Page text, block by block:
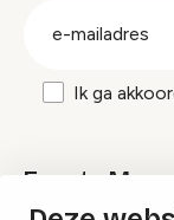
Ik ga
Events